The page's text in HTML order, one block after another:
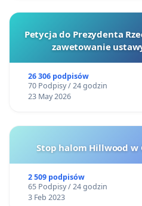
Petycja do Prezydenta
zawetowanie
26 306 podpisów
70 Podpisy / 24 godzin
23 May 2026
Stop halom Hillwood w
2 509 podpisów
65 Podpisy / 24 godzin
3 Feb 2023